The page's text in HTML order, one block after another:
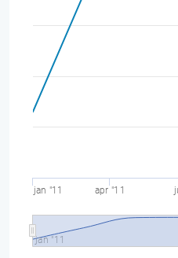
jan "11 apr "11
jan "11